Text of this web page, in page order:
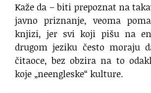
Kaže da – biti prepoznat na
javno priznanje, veoma
knjizi, jer svi koji pišu na
drugom jeziku često moraju
čitaoce, bez obzira na to
koje „neengleske“ kulture.